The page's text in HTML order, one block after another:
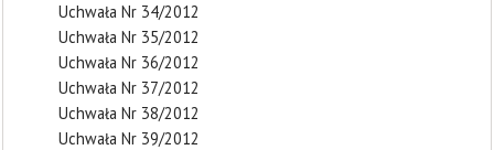
Uchwała Nr 34/2012
Uchwała Nr 35/2012
Uchwała Nr 36/2012
Uchwała Nr 37/2012
Uchwała Nr 38/2012
Uchwała Nr 39/2012